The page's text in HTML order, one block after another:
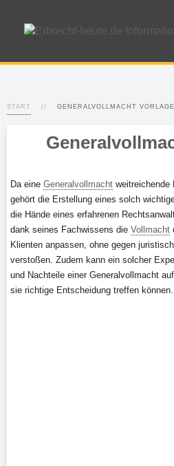
START GENERALVOLLMACHT VORLAGE
Da eine Generalvollmacht weitreichende
gehört die Erstellung eines solch
die Hände eines erfahrenen
dank seines Fachwissens die Vollmacht
Klienten anpassen, ohne gegen
verstoßen. Zudem kann ein solcher
und Nachteile einer Generalvollmacht
sie richtige Entscheidung treffen können.